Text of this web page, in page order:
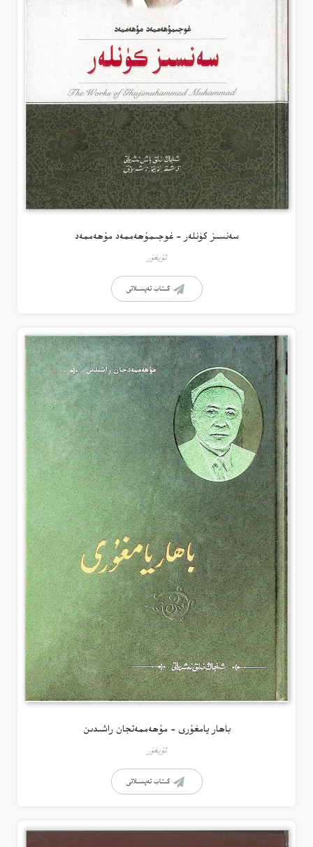
سەنسىز كۈنلەر – غوجىمۇھەممەد مۇھەممەد
ئۇيغۇر
كىتاب تەپسىلاتى
باھار يامغۇرى – مۇھەممەتجان راشىدىن
ئۇيغۇر
كىتاب تەپسىلاتى